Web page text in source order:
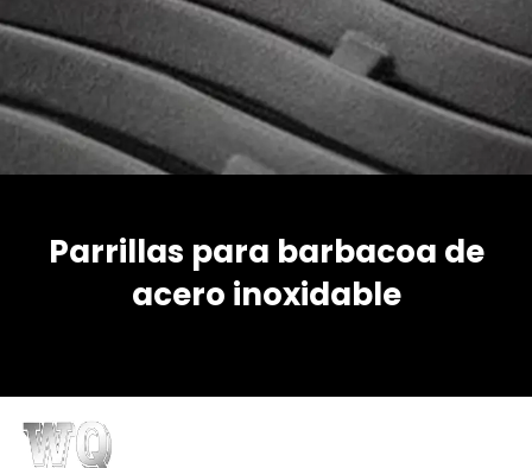
Parrillas para barbacoa de
acero inoxidable